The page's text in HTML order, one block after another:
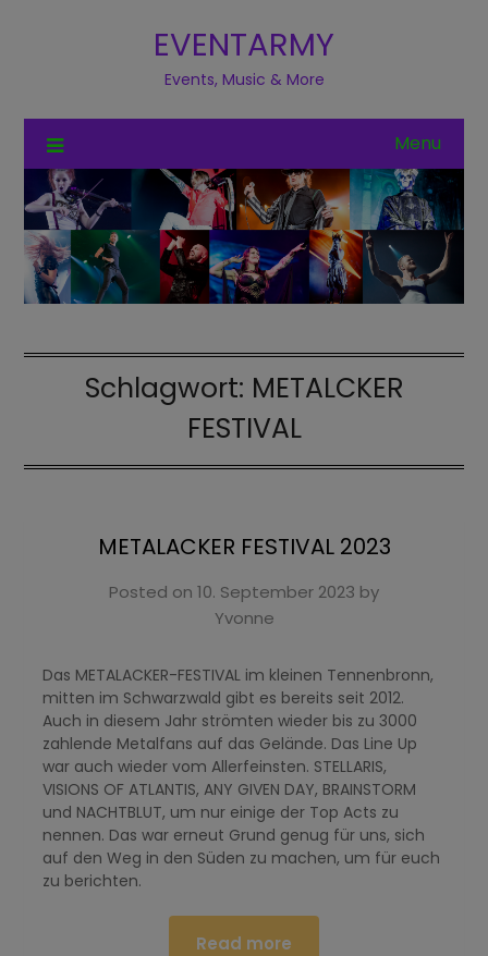
EVENTARMY
Events, Music & More
Menu
Schlagwort: METALCKER
FESTIVAL
METALACKER FESTIVAL 2023
Posted on 10. September 2023 by
Yvonne
Das METALACKER-FESTIVAL im kleinen Tennenbronn,
mitten im Schwarzwald gibt es bereits seit 2012.
Auch in diesem Jahr strömten wieder bis zu 3000
zahlende Metalfans auf das Gelände. Das Line Up
war auch wieder vom Allerfeinsten. STELLARIS,
VISIONS OF ATLANTIS, ANY GIVEN DAY, BRAINSTORM
und NACHTBLUT, um nur einige der Top Acts zu
nennen. Das war erneut Grund genug für uns, sich
auf den Weg in den Süden zu machen, um für euch
zu berichten.
Read more